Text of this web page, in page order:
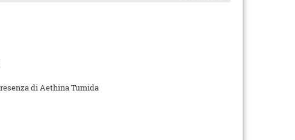
di Aethina Tumida